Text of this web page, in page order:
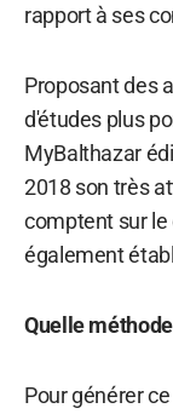
rapport à ses
Proposant des
d'études plus
MyBalthazar
2018 son très
comptent sur le
également
Quelle
Pour générer